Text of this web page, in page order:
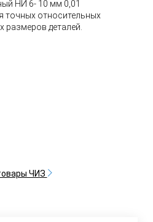
НИ 6- 10 мм 0,01
точных относительных
размеров деталей.
ЧИЗ